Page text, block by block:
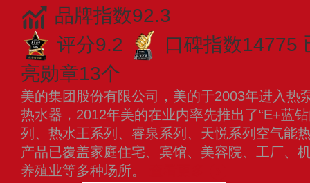
品牌指数92.3
评分9.2
口碑指数14775
亮勋章13个
美的集团股份有限公司，美的于2003年进入热
热水器，2012年美的在业内率先推出了“E+蓝
列、热水王系列、睿泉系列、天悦系列空气能
产品已覆盖家庭住宅、宾馆、美容院、工厂、
养殖业等多种场所。